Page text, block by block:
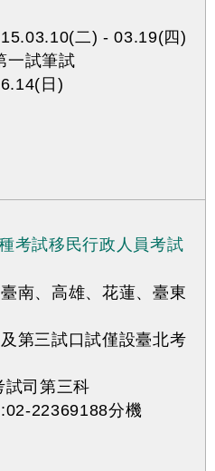
二) - 03.19(四)
一試筆試
日)
考試移民行政人員考試
南、高雄、花蓮、臺東
第三試口試僅設臺北考
試司第三科
22369188分機